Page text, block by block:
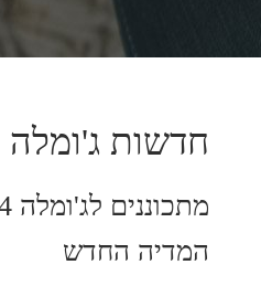
חדשות ג'ומלה
המדיה החדש